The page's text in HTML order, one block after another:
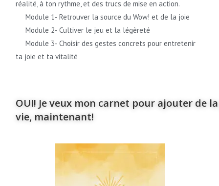
réalité, à ton rythme, et des trucs de mise en action.
Module 1- Retrouver la source du Wow! et de la joie
Module 2- Cultiver le jeu et la légèreté
Module 3- Choisir des gestes concrets pour entretenir
ta joie et ta vitalité
OUI! Je veux mon carnet pour ajouter de
vie, maintenant!